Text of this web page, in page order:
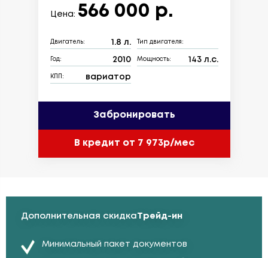
Цена: 566 000 р.
Двигатель: 1.8 л. Тип двигателя:
Год: 2010 Мощность: 143 л.с.
КПП: вариатор
Забронировать
В кредит от 7 973р/мес
Дополнительная скидкаТрейд-ин
Минимальный пакет документов